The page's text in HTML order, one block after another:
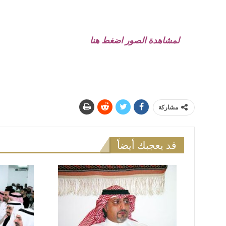
لمشاهدة الصور اضغط هنا
مشاركة
قد يعجبك أيضاً